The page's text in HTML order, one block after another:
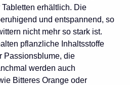
erhältlich. Die
und entspannend, so
nicht mehr so stark ist.
pflanzliche Inhaltsstoffe
Passionsblume, die
werden auch
Bitteres Orange oder